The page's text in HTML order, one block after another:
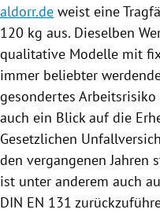
aldorr.de weist eine
120 kg aus. Dieselben
qualitative Modelle mit
immer beliebter
gesondertes
auch ein Blick auf die
Gesetzlichen
den vergangenen Jahren
ist unter anderem auch
DIN EN 131